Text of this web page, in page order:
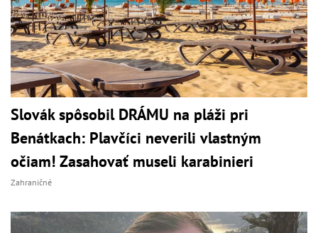
Slovák spôsobil DRÁMU na pláži pri
Benátkach: Plavčíci neverili vlastným
očiam! Zasahovať museli karabinieri
Zahraničné